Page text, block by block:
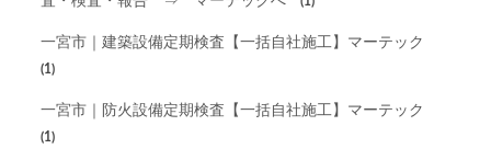
一宮市｜建築設備定期検査【一括自社施工】マーテック
(1)
一宮市｜防火設備定期検査【一括自社施工】マーテック
(1)